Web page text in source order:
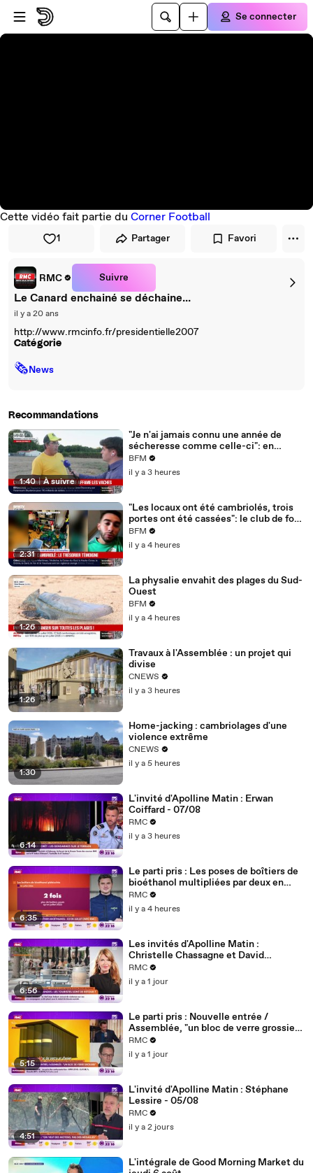
Passer au player
Passer au contenu principal
Se connecter
Cette vidéo fait partie du Corner Football
1 Partager Favori
RMC Suivre
Le Canard enchainé se déchaine...
il y a 20 ans
http://www.rmcinfo.fr/presidentielle2007
Catégorie
🗞News
Recommandations
1:40 | À suivre
"Je n'ai jamais connu une année de
sécheresse comme celle-ci": en
Charente-Maritime, à cause de la
sécheresse, l'herbe de cette prairie
n'est plus comestible pour les vaches
BFM
il y a 3 heures
2:31
"Les locaux ont été cambriolés, trois
portes ont été cassées": le club de foot
de Champfleur victime d'un
cambriolage
BFM
il y a 4 heures
1:26
La physalie envahit des plages du Sud-
Ouest
BFM
il y a 4 heures
1:26
Travaux à l'Assemblée : un projet qui
divise
CNEWS
il y a 3 heures
1:30
Home-jacking : cambriolages d'une
violence extrême
CNEWS
il y a 5 heures
6:14
L'invité d'Apolline Matin : Erwan
Coiffard - 07/08
RMC
il y a 3 heures
6:35
Le parti pris : Les poses de boîtiers de
bioéthanol multipliées par deux en
juillet (info RMC) - 07/08
RMC
il y a 4 heures
6:56
Les invités d'Apolline Matin :
Christelle Chassagne et David
Lafforgue - 06/08
RMC
il y a 1 jour
5:15
Le parti pris : Nouvelle entrée /
Assemblée, "un bloc de verre grossier
d'un autre temps qui défigure les quais
de Seine" - 06/08
RMC
il y a 1 jour
4:51
L'invité d'Apolline Matin : Stéphane
Lessire - 05/08
RMC
il y a 2 jours
L'intégrale de Good Morning Market du